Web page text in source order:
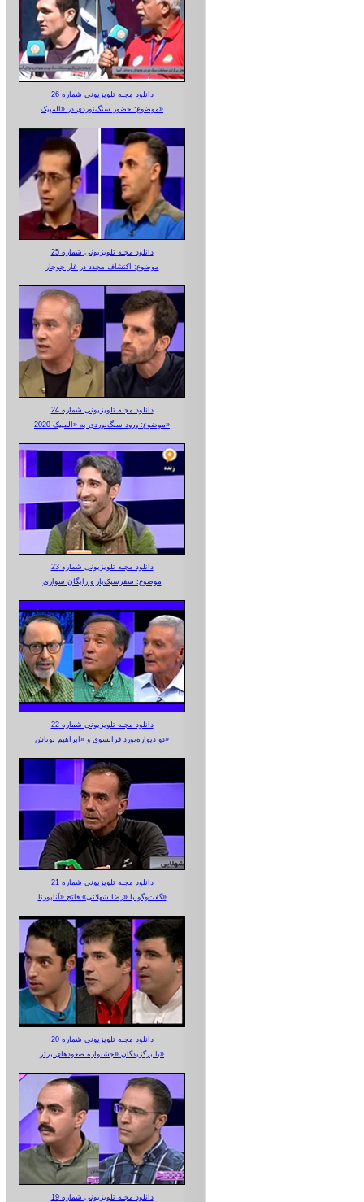
دانلود مجله تلویزیونی شماره 26
موضوع: حضور سنگ‌نوردی در «المپیک»
دانلود مجله تلویزیونی شماره 25
موضوع: اکتشاف مجدد در غار جوجار
دانلود مجله تلویزیونی شماره 24
موضوع: ورود سنگ‌نوردی به «المپیک 2020»
دانلود مجله تلویزیونی شماره 23
موضوع: سفرسبک‌بار و رایگان سواری
دانلود مجله تلویزیونی شماره 22
دو دیواره‌نورد فرانسوی و «ابراهیم نوتاش»
دانلود مجله تلویزیونی شماره 21
گفت‌وگو با «رضا شهلائی» فاتح «آناپورنا»
دانلود مجله تلویزیونی شماره 20
با برگزیدگان «جشنواره صعودهای برتر»
دانلود مجله تلویزیونی شماره 19